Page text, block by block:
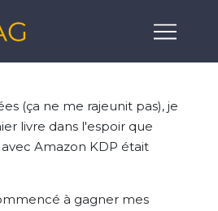
(ça ne me rajeunit pas), je
livre dans l'espoir que
Amazon KDP était
à gagner mes